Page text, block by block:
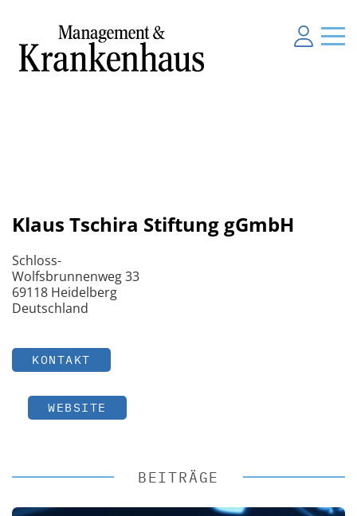
Klaus Tschira Stiftung gGmbH
Schloss-
Wolfsbrunnenweg 33
69118 Heidelberg
Deutschland
KONTAKT
WEBSITE
BEITRÄGE